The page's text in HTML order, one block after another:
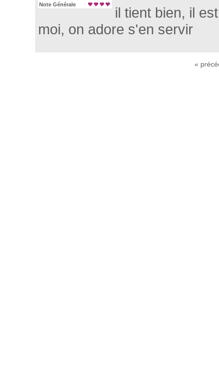
Note Générale
il tient bien, il
moi, on adore s'en servir
«